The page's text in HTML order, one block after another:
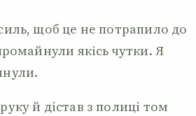
щоб це не потрапило до
якісь чутки. Я
й дістав з полиці том